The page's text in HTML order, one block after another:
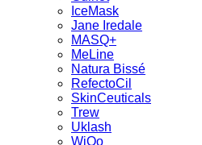
IceMask
Jane Iredale
MASQ+
MeLine
Natura Bissé
RefectoCil
SkinCeuticals
Trew
Uklash
WiQo